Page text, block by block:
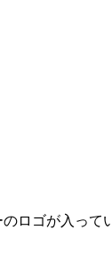
ロゴが入って